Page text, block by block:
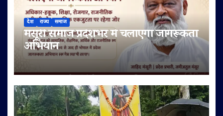
देश राज्य समाज
मंसूरी समाज प्रदेशभर में चलाएगा जागरूकता
अभियान